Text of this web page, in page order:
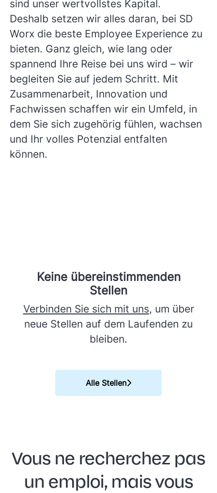
sind unser wertvollstes Kapital.
Deshalb setzen wir alles daran, bei SD
Worx die beste Employee Experience zu
bieten. Ganz gleich, wie lang oder
spannend Ihre Reise bei uns wird – wir
begleiten Sie auf jedem Schritt. Mit
Zusammenarbeit, Innovation und
Fachwissen schaffen wir ein Umfeld, in
dem Sie sich zugehörig fühlen, wachsen
und Ihr volles Potenzial entfalten
können.
Keine übereinstimmenden
Stellen
Verbinden Sie sich mit uns, um über
neue Stellen auf dem Laufenden zu
bleiben.
Alle Stellen
Vous ne recherchez pas
un emploi, mais vous